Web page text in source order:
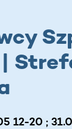
12-20 ;